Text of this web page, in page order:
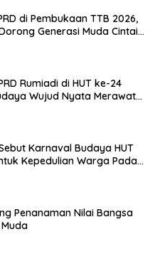
di Pembukaan TTB 2026,
Generasi Muda Cintai
Rumiadi di HUT ke-24
Wujud Nyata Merawat
Karnaval Budaya HUT
Kepedulian Warga Pada
Penanaman Nilai Bangsa